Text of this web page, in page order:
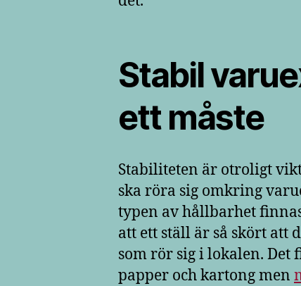
Stabil
ett måste
Stabiliteten är otroligt
ska röra sig omkring
typen av hållbarhet
att ett ställ är så skört att
som rör sig i lokalen. Det
papper och kartong men